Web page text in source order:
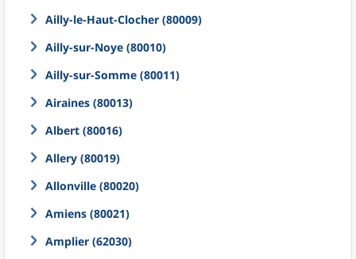
Ailly-le-Haut-Clocher (80009)
Ailly-sur-Noye (80010)
Ailly-sur-Somme (80011)
Airaines (80013)
Albert (80016)
Allery (80019)
Allonville (80020)
Amiens (80021)
Amplier (62030)